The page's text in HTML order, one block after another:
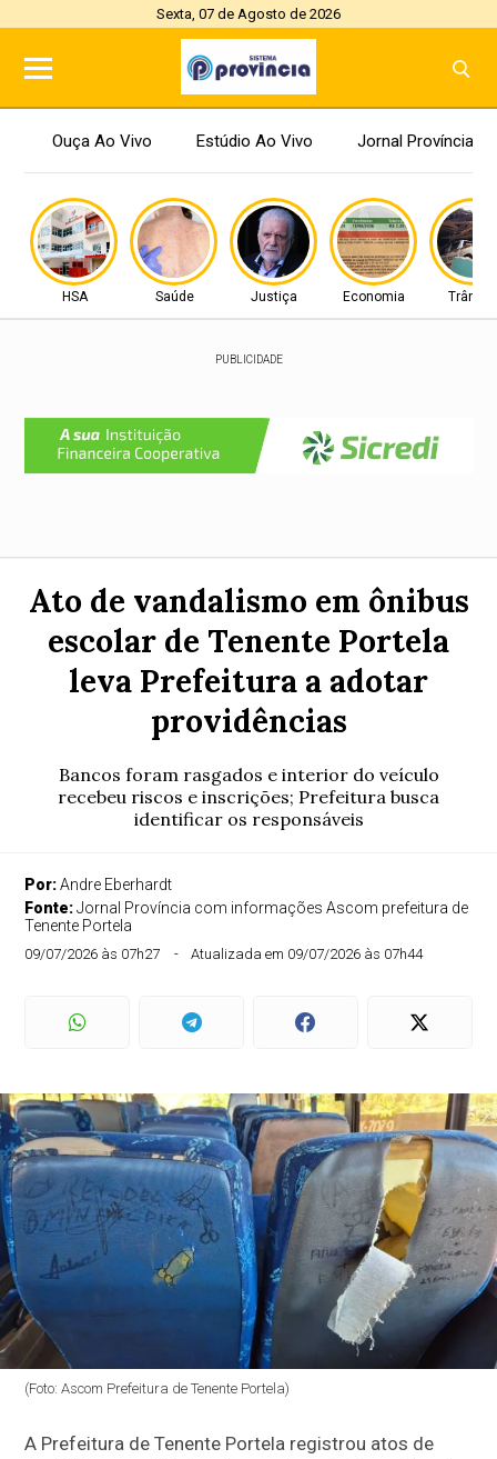
Sexta, 07 de Agosto de 2026
Ouça Ao Vivo Estúdio Ao Vivo Jornal Província
HSA Saúde Justiça Economia
PUBLICIDADE
Ato de vandalismo em ônibus
escolar de Tenente Portela
leva Prefeitura a adotar
providências
Bancos foram rasgados e interior do veículo
recebeu riscos e inscrições; Prefeitura busca
identificar os responsáveis
Por:Andre Eberhardt
Fonte:Jornal Província com informações Ascom prefeitura de
Tenente Portela
09/07/2026 às 07h27 Atualizada em 09/07/2026 às 07h44
(Foto: Ascom Prefeitura de Tenente Portela)
A Prefeitura de Tenente Portela registrou atos de